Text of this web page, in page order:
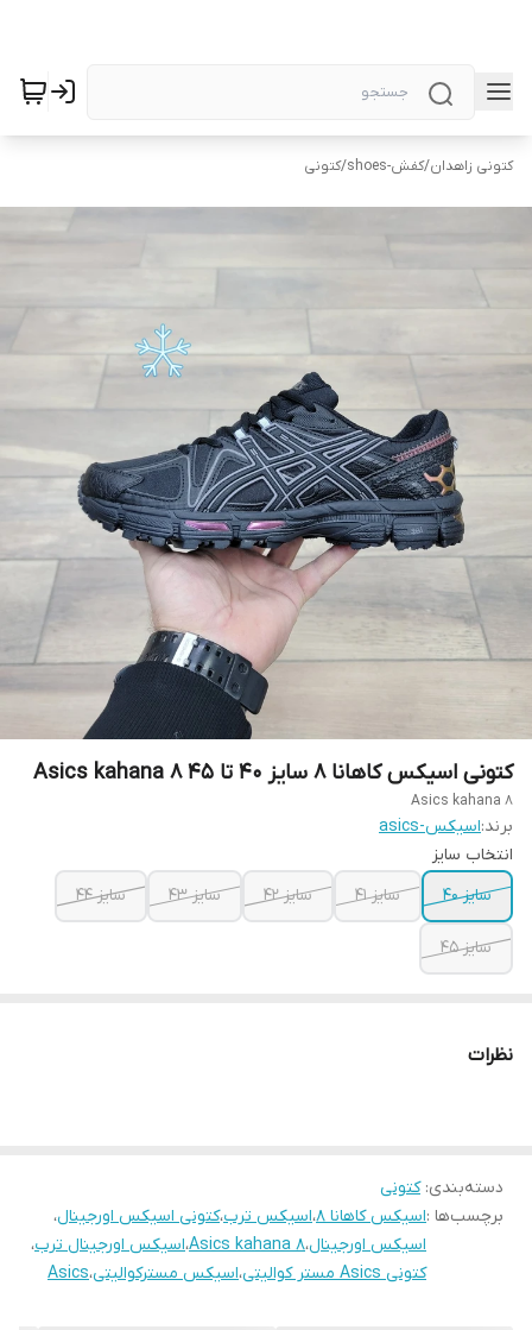
کتونی زاهدان/کفش-shoes /کتونی
کتونی اسیکس کاهانا ۸ سایز ۴۰ تا ۴۵ Asics kahana 8
Asics kahana 8
برند:اسیکس-asics
انتخاب سایز
سایز ۴۰
سایز ۴۱ سایز ۴۲ سایز ۴۳ سایز ۴۴
سایز ۴۵
نظرات
دسته‌بندی:کتونی
برچسب‌ها :اسیکس کاهانا ۸ ،اسیکس ترب،کتونی اسیکس اورجینال،
اسیکس اورجینال،Asics kahana 8،اسیکس اورجینال ترب،
کتونی Asics مستر کوالیتی
،اسیکس مسترکوالیتی،Asics